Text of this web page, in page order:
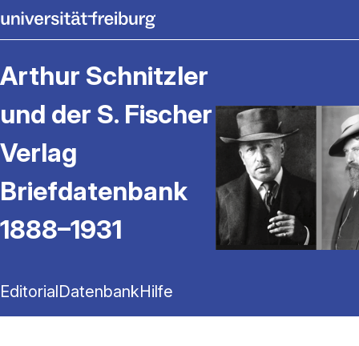
Arthur Schnitzler
und der S. Fischer
Verlag
Briefdatenbank
1888–1931
EditorialDatenbankHilfe